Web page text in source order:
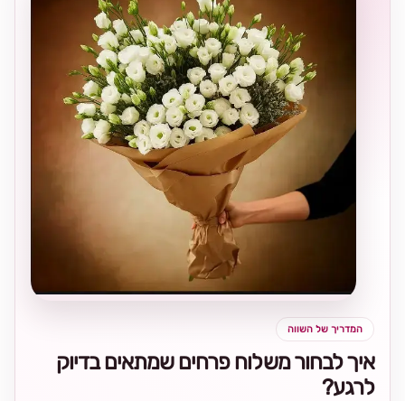
המדריך של השווה
איך לבחור משלוח פרחים שמתאים בדיוק
לרגע?